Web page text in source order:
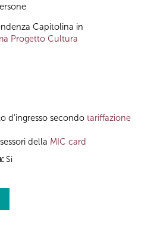
Capitolina in
Progetto Cultura
d'ingresso secondo tariffazione
della MIC card
Sì